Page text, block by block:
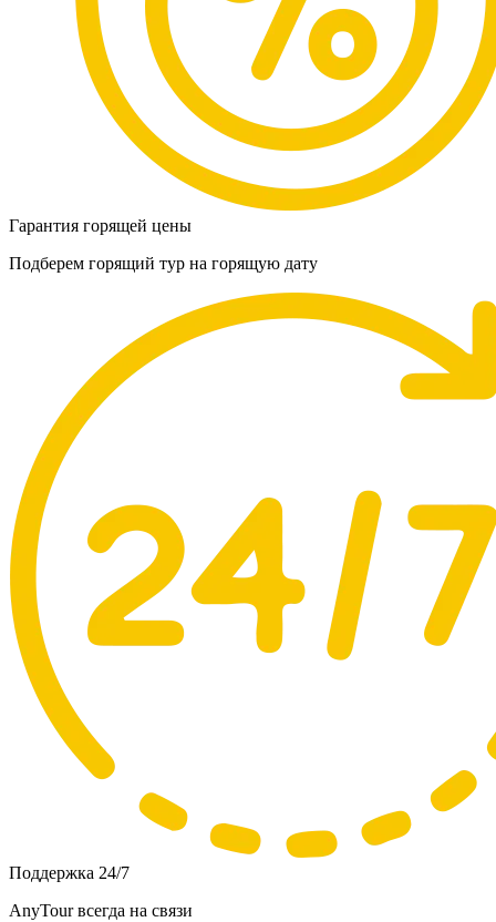
Гарантия горящей цены
Подберем горящий тур на горящую дату
Поддержка 24/7
AnyTour всегда на связи